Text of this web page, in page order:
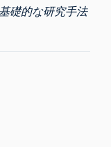
礎的な研究手法